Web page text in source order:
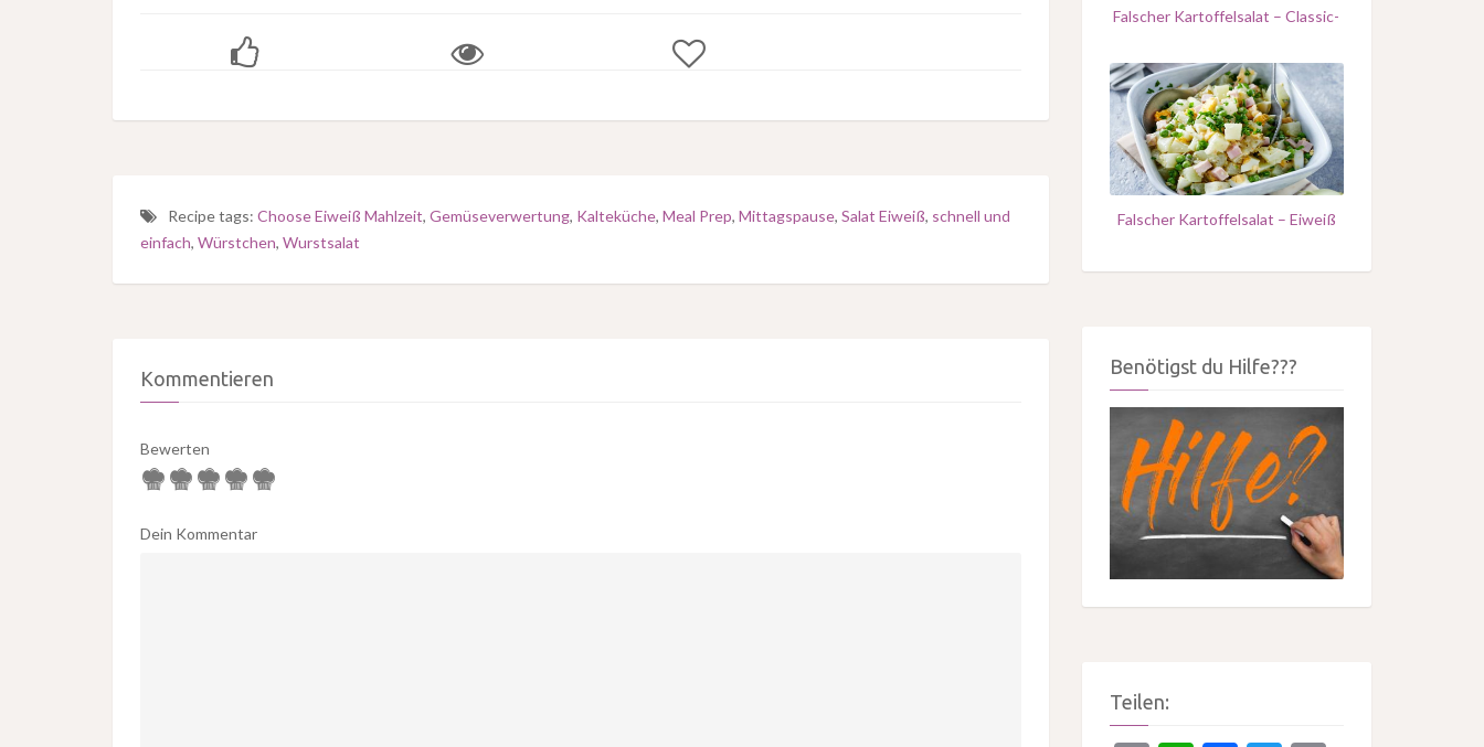
Recipe tags: Choose Eiweiß Mahlzeit, Gemüseverwertung, Kalteküche, Meal Prep, Mittagspause, Salat Eiweiß, schnell und
einfach, Würstchen, Wurstsalat
Kommentieren
Bewerten
Dein Kommentar
Falscher Kartoffelsalat – Classic-
Falscher Kartoffelsalat – Eiweiß
Benötigst du Hilfe???
Teilen: